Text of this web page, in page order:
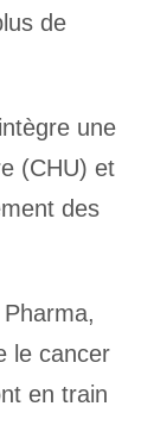
de
une
(CHU) et
des
le cancer
en train